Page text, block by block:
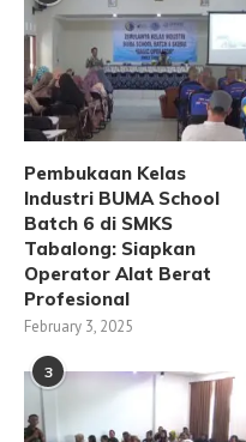
Pembukaan Kelas
Industri BUMA School
Batch 6 di SMKS
Tabalong: Siapkan
Operator Alat Berat
Profesional
February 3, 2025
3